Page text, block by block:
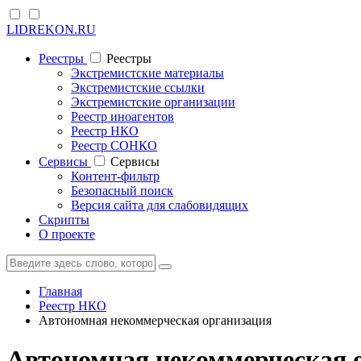
LIDREKON.RU
Реестры
Реестры
Экстремистские материалы
Экстремистские ссылки
Экстремистские организации
Реестр иноагентов
Реестр НКО
Реестр СОНКО
Cервисы
Cервисы
Контент-фильтр
Безопасный поиск
Версия сайта для слабовидящих
Скрипты
О проекте
Главная
Реестр НКО
Автономная некоммерческая организация